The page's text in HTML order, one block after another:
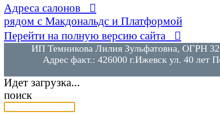
Адреса салонов 
рядом с Макдональдс и Платформой
Перейти на полную версию сайта 
ИП Темникова Лилия Зульфатовна, ОГРН
Адрес факт.: 426000 г.Ижевск ул. 40 лет
Идет загрузка...
поиск